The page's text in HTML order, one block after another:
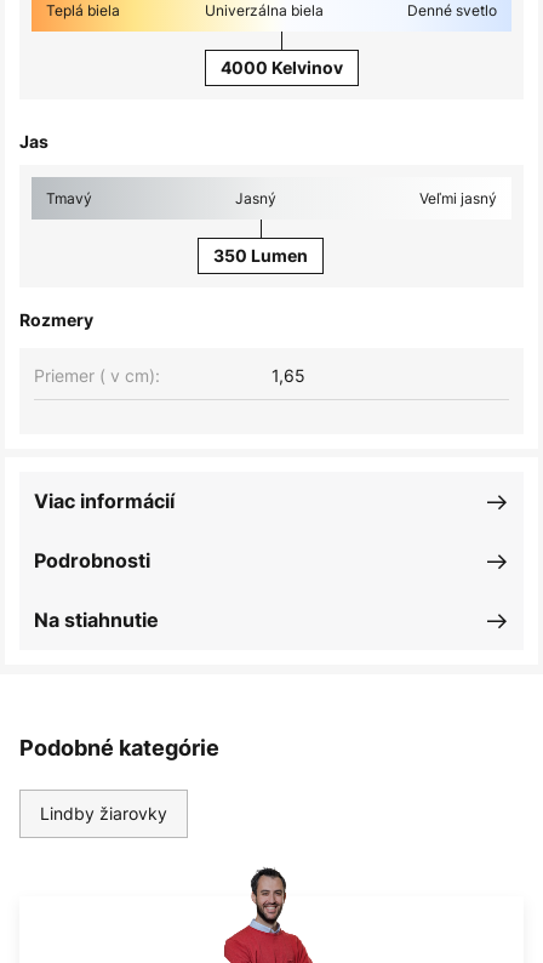
Teplá biela Univerzálna biela Denné svetlo
4000 Kelvinov
Jas
Tmavý Jasný Veľmi jasný
350 Lumen
Rozmery
Priemer ( v cm): 1,65
Podrobnosti
Viac informácií
Na stiahnutie
Podobné kategórie
Lindby žiarovky